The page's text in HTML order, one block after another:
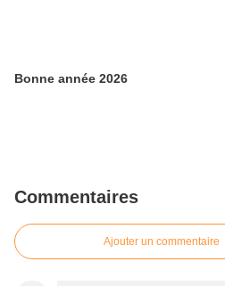
Bonne année 2026
Commentaires
Ajouter un commentaire